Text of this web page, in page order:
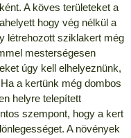
A köves területeket a
hogy vég nélkül a
létrehozott sziklakert még
mesterségesen
úgy kell elhelyeznünk,
a kertünk még dombos
helyre telepített
szempont, hogy a kert
A növények